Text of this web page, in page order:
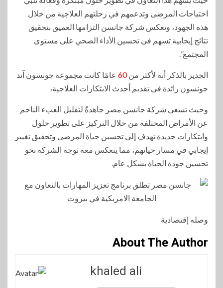
احتياجات المرضى وتدعمهم في رحلتهم العلاجية من خلال
هذه الجهود، وتعكس شركة جانسن التزامها العميق بتحقيق
نتائج إيجابية تسهم في تحسين الأداء الصحي على مستوى
المجتمع”.
الجدير بالذكر أنه لأكثر من60 عامًا كانت مجموعة جونسون آند
جونسون رائدة في تقديم أحدث الابتكارات العلاجية،
وحيث تسعى شركة جانسن مصر جاهدةً لتقليل العبء الناجم
عن الأمراض المختلفة من خلال التركيز على تطوير حلول
وابتكارات جديدة تهدف إلى تحسين حياة المرضى وتحقيق تغيير
إيجابي في مسار حياتهم، مما ينعكس معه توجه الشركة نحو
تحسين جودة الحياة بشكل عام.
وصله إقتصادية
About The Author
khaled ali